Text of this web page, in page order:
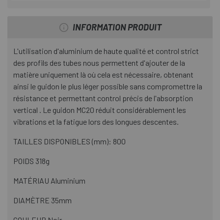
INFORMATION PRODUIT
L'utilisation d'aluminium de haute qualité et control strict
des profils des tubes nous permettent d'ajouter de la
matière uniquement là où cela est nécessaire, obtenant
ainsi le guidon le plus léger possible sans compromettre la
résistance et permettant control précis de l'absorption
vertical . Le guidon MC20 réduit considérablement les
vibrations et la fatigue lors des longues descentes.
TAILLES DISPONIBLES (mm): 800
POIDS 318g
MATÉRIAU Aluminium
DIAMÈTRE 35mm